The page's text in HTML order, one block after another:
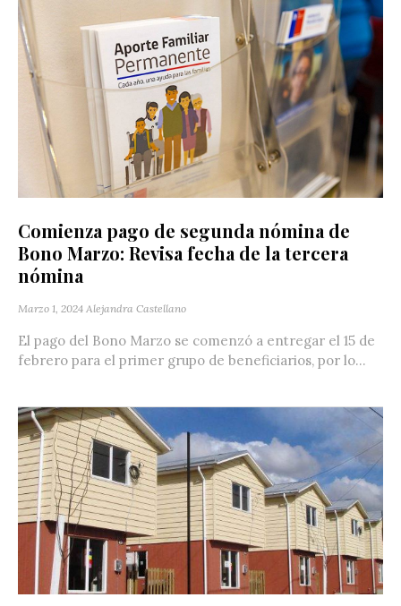
Comienza pago de segunda nómina de
Bono Marzo: Revisa fecha de la tercera
nómina
Marzo 1, 2024 Alejandra Castellano
El pago del Bono Marzo se comenzó a entregar el 15 de
febrero para el primer grupo de beneficiarios, por lo...